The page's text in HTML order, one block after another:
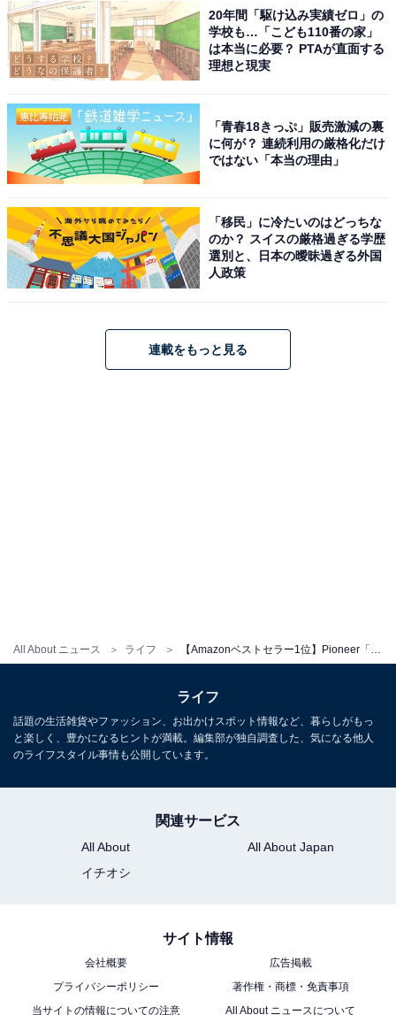
All About ニュース ライフ
Pioneer ディスプレイオーディオ DMH-SZ500 6.8インチ
カロッツェリア
Amazonで見る
Pioneer「DCT-WR200D-E」
Amazonで見る
Pioneer スピーカー TS-C1740S 17cm カスタムフィット
スピーカー セパレート 2ウェイ ハイレゾ対応 カロッツェ
Amazonで見る
20年間「駆け込み実績ゼロ」の
学校も…「こども110番の家」
は本当に必要？ PTAが直面する
理想と現実
「青春18きっぷ」販売激減の裏
に何が？ 連続利用の厳格化だけ
ではない「本当の理由」
「移民」に冷たいのはどっちな
のか？ スイスの厳格過ぎる学歴
選別と、日本の曖昧過ぎる外国
人政策
連載をもっと見る
ライフ
話題の生活雑貨やファッション、お出かけスポット情報など、暮らしがもっ
と楽しく、豊かになるヒントが満載。編集部が独自調査した、気になる他人
のライフスタイル事情も公開しています。
関連サービス
All About
All About Japan
イチオシ
サイト情報
会社概要
広告掲載
プライバシーポリシー
著作権・商標・免責事項
当サイトの情報についての注意
All About ニュースについて